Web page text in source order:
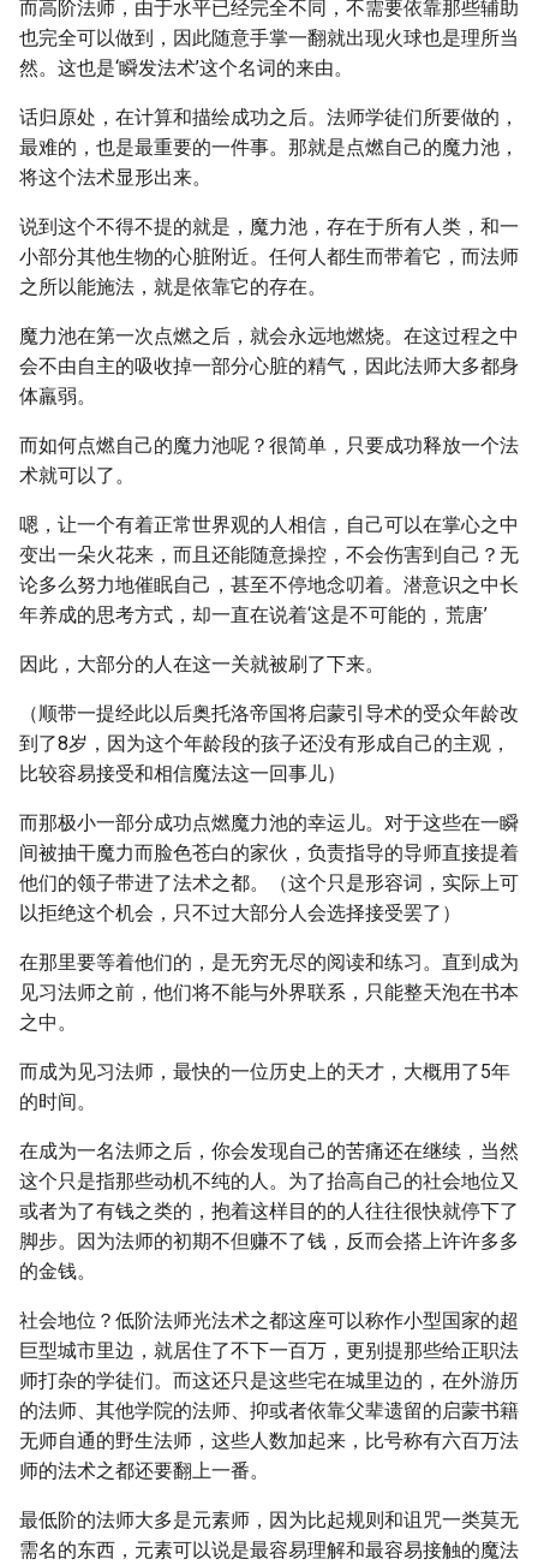
而高阶法师，由于水平已经完全不同，不需要依靠那些辅助
也完全可以做到，因此随意手掌一翻就出现火球也是理所当
然。这也是‘瞬发法术’这个名词的来由。
话归原处，在计算和描绘成功之后。法师学徒们所要做的，
最难的，也是最重要的一件事。那就是点燃自己的魔力池，
将这个法术显形出来。
说到这个不得不提的就是，魔力池，存在于所有人类，和一
小部分其他生物的心脏附近。任何人都生而带着它，而法师
之所以能施法，就是依靠它的存在。
魔力池在第一次点燃之后，就会永远地燃烧。在这过程之中
会不由自主的吸收掉一部分心脏的精气，因此法师大多都身
体羸弱。
而如何点燃自己的魔力池呢？很简单，只要成功释放一个法
术就可以了。
嗯，让一个有着正常世界观的人相信，自己可以在掌心之中
变出一朵火花来，而且还能随意操控，不会伤害到自己？无
论多么努力地催眠自己，甚至不停地念叨着。潜意识之中长
年养成的思考方式，却一直在说着‘这是不可能的，荒唐’
因此，大部分的人在这一关就被刷了下来。
（顺带一提经此以后奥托洛帝国将启蒙引导术的受众年龄改
到了8岁，因为这个年龄段的孩子还没有形成自己的主观，
比较容易接受和相信魔法这一回事儿）
而那极小一部分成功点燃魔力池的幸运儿。对于这些在一瞬
间被抽干魔力而脸色苍白的家伙，负责指导的导师直接提着
他们的领子带进了法术之都。（这个只是形容词，实际上可
以拒绝这个机会，只不过大部分人会选择接受罢了）
在那里要等着他们的，是无穷无尽的阅读和练习。直到成为
见习法师之前，他们将不能与外界联系，只能整天泡在书本
之中。
而成为见习法师，最快的一位历史上的天才，大概用了5年
的时间。
在成为一名法师之后，你会发现自己的苦痛还在继续，当然
这个只是指那些动机不纯的人。为了抬高自己的社会地位又
或者为了有钱之类的，抱着这样目的的人往往很快就停下了
脚步。因为法师的初期不但赚不了钱，反而会搭上许许多多
的金钱。
社会地位？低阶法师光法术之都这座可以称作小型国家的超
巨型城市里边，就居住了不下一百万，更别提那些给正职法
师打杂的学徒们。而这还只是这些宅在城里边的，在外游历
的法师、其他学院的法师、抑或者依靠父辈遗留的启蒙书籍
无师自通的野生法师，这些人数加起来，比号称有六百万法
师的法术之都还要翻上一番。
最低阶的法师大多是元素师，因为比起规则和诅咒一类莫无
需名的东西，元素可以说是最容易理解和最容易接触的魔法